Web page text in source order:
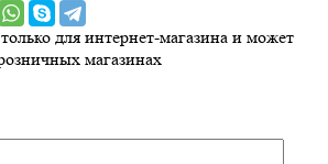
для интернет-магазина и может
магазинах